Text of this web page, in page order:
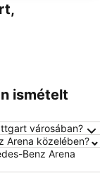
ismételt
városában?
Arena közelében?
Benz Arena